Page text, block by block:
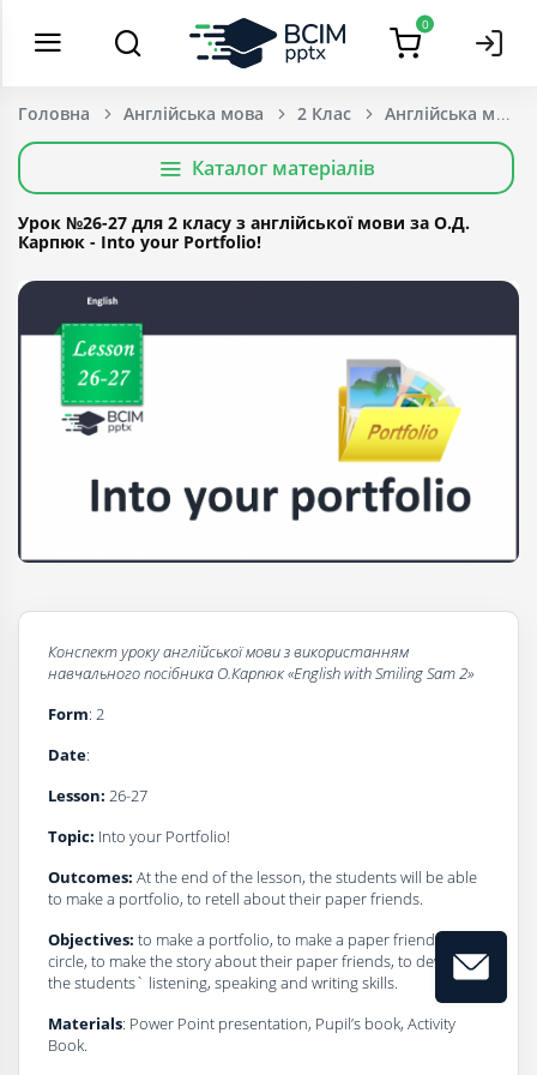
0
Головна Англійська мова 2 Клас
Каталог матеріалів
Урок №26-27 для 2 класу з англійської мови за О.Д.
Карпюк - Into your Portfolio!
Конспект урокуанглійської мови з використанням
навчального посібника О.Карпюк«English with Smiling Sam 2»
Form: 2
Date:
Lesson: 26-27
Topic: Into your Portfolio!
Outcomes: At the end of the lesson, the students will be able
to make a portfolio, to retell about their paper friends.
Objectives: to make a portfolio, to make a paper friendship
circle, to make the story about their paper friends, to develop
the students` listening, speaking and writing skills.
Materials: Power Point presentation, Pupil’s book, Activity
Book.